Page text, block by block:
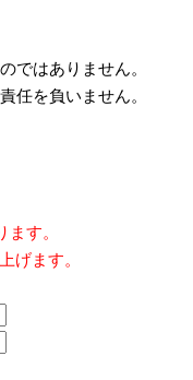
ではありません。
任を負いません。
す。
げます。